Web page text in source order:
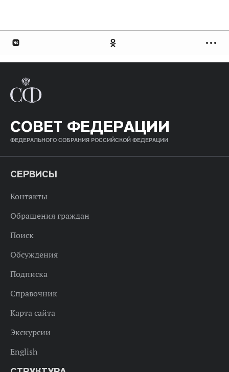
СОВЕТ ФЕДЕРАЦИИ
ФЕДЕРАЛЬНОГО СОБРАНИЯ РОССИЙСКОЙ ФЕДЕРАЦИИ
СЕРВИСЫ
Контакты
Обращения граждан
Поиск
Обсуждения
Подписка
Справочник
Карта сайта
Экскурсии
English